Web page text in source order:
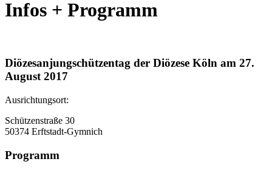
Infos + Programm
Diözesanjungschützentag der Diözese Köln am 27.
August 2017
Ausrichtungsort:
Schützenstraße 30
50374 Erftstadt-Gymnich
Programm